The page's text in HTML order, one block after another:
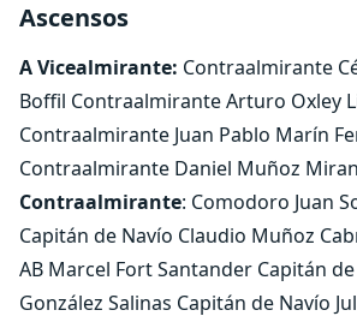
Ascensos
A Vicealmirante: Contraalmirante
Boffil Contraalmirante Arturo Oxley
Contraalmirante Juan Pablo Marín
Contraalmirante Daniel Muñoz
Contraalmirante: Comodoro Juan
Capitán de Navío Claudio Muñoz
AB Marcel Fort Santander Capitán
González Salinas Capitán de Navío